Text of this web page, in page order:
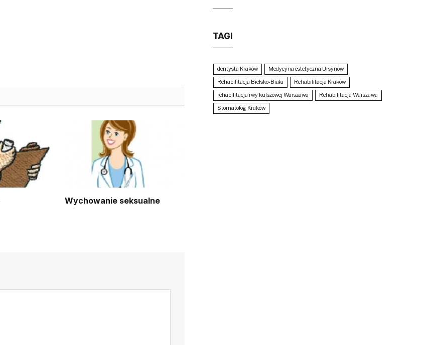
Wychowanie seksualne
TAGI
dentysta Kraków
Medycyna estetyczna Ursynów
Rehabilitacja Bielsko-Biała
Rehabilitacja Kraków
rehabilitacja rwy kulszowej Warszawa
Rehabilitacja Warszawa
Stomatolog Kraków